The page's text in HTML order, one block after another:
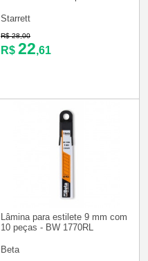
Starrett
R$ 28,00
R$ 22,61
Lâmina para estilete 9 mm com
10 peças - BW 1770RL
Beta